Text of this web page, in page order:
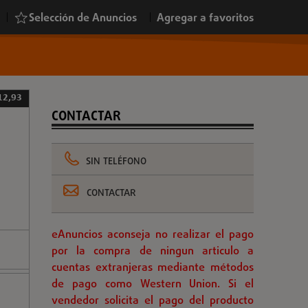
Selección de Anuncios Agregar a favoritos
CONTACTAR
SIN TELÉFONO
CONTACTAR
eAnuncios aconseja no realizar el pago
por la compra de ningun articulo a
cuentas extranjeras mediante métodos
de pago como Western Union. Si el
vendedor solicita el pago del producto